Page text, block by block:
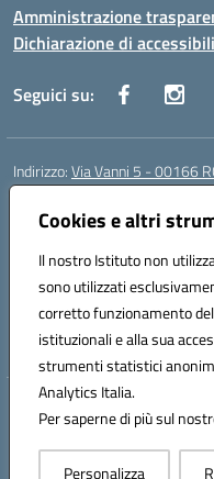
Cookies e altri
Il nostro Istituto non
sono utilizzati
corretto funzionamento
istituzionali e alla sua
strumenti statistici
Analytics Italia.
Per saperne di più sul
Personalizza
Amministrazione
Dichiarazione di
Seguici su:
Indirizzo:Via Vanni 5 - 00166
Centralino:
Posta elettronica certificata
Codice fiscale: 97197050582
Codice meccanografico:
Codice Indice delle Pubbliche
Codice unico di fatturazione
Hosting &
Concept &